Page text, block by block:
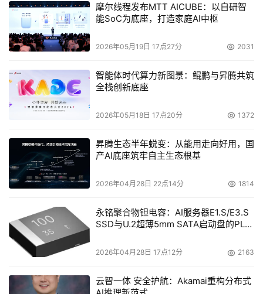
绕这一问题的有关标准和规则将成为一个大战
场。"Schneier说，并预言这是一场关于保护用户和侵袭用
户的软 件之间的争斗。
详细描述公司该如何处理数据的法规并不少见。类似《萨
班-奥西利法案》（Sarbanes-Oxley Act）的法规将成为公
本文来源于DOIT传媒，文章内容仅供参考，不构成投资建议。
摩尔线程发布MTT AICUBE：以自研智
能SoC为底座，打造家庭AI中枢
2026年05月19日 17点27分 2031
智能体时代算力新图景：鲲鹏与昇腾共筑
全栈创新底座
2026年05月18日 17点20分 1372
昇腾生态半年蜕变：从能用走向好用，国
产AI底座筑牢自主生态根基
2026年04月28日 22点14分 1814
永铭聚合物钽电容：AI服务器E1.S/E3.S
SSD与U.2超薄5mm SATA启动盘的PLP
2026年04月28日 17点12分 2163
云智一体 安全护航：Akamai重构分布式